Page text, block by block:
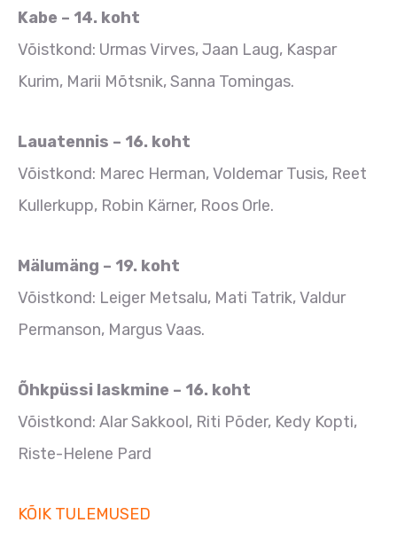
Kabe – 14. koht
Võistkond: Urmas Virves, Jaan Laug, Kaspar
Kurim, Marii Mõtsnik, Sanna Tomingas.
Lauatennis – 16. koht
Võistkond: Marec Herman, Voldemar Tusis, Reet
Kullerkupp, Robin Kärner, Roos Orle.
Mälumäng – 19. koht
Võistkond: Leiger Metsalu, Mati Tatrik, Valdur
Permanson, Margus Vaas.
Õhkpüssi laskmine – 16. koht
Võistkond: Alar Sakkool, Riti Põder, Kedy Kopti,
Riste-Helene Pard
KÕIK TULEMUSED